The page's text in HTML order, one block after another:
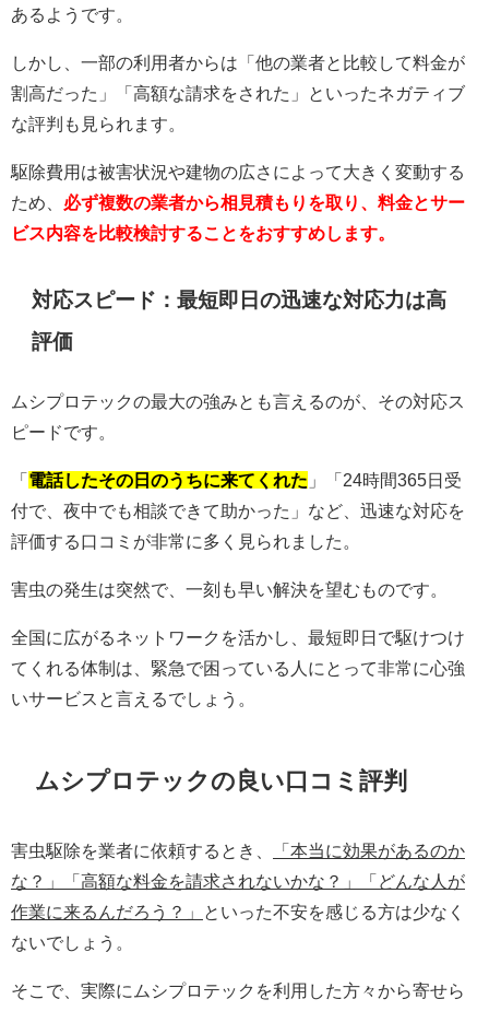
あるようです。
しかし、一部の利用者からは「他の業者と比較して料金が
割高だった」「高額な請求をされた」といったネガティブ
な評判も見られます。
駆除費用は被害状況や建物の広さによって大きく変動する
ため、 必ず複数の業者から相見積もりを取り、料金とサー
ビス内容を比較検討することをおすすめします。
対応スピード：最短即日の迅速な対応力は高
評価
ムシプロテックの最大の強みとも言えるのが、その対応ス
ピードです。
「 電話したその日のうちに来てくれた 」「24時間365日受
付で、夜中でも相談できて助かった」など、迅速な対応を
評価する口コミが非常に多く見られました。
害虫の発生は突然で、一刻も早い解決を望むものです。
全国に広がるネットワークを活かし、最短即日で駆けつけ
てくれる体制は、緊急で困っている人にとって非常に心強
いサービスと言えるでしょう。
ムシプロテックの良い口コミ評判
害虫駆除を業者に依頼するとき、
「本当に効果があるのか
な？」「高額な料金を請求されないかな？」「どんな人が
作業に来るんだろう？」
といった不安を感じる方は少なく
ないでしょう。
そこで、実際にムシプロテックを利用した方々から寄せら